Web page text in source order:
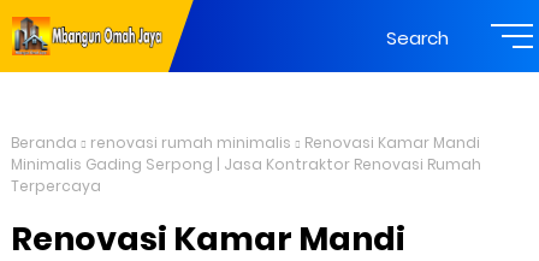
Search
Beranda renovasi rumah minimalis
Renovasi Kamar Mandi
Minimalis Gading Serpong | Jasa Kontraktor Renovasi Rumah
Terpercaya
Renovasi Kamar Mandi